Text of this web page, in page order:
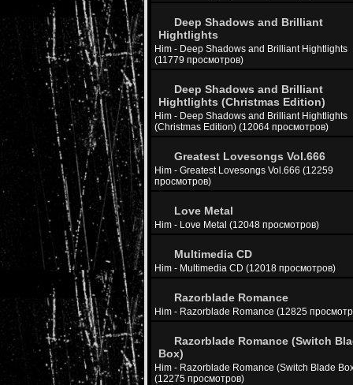
Deep Shadows and Brilliant
Hightlights
Him - Deep Shadows and Brilliant Hightlights
(11779 просмотров)
Deep Shadows and Brilliant
Hightlights (Christmas Edition)
Him - Deep Shadows and Brilliant Hightlights
(Christmas Edition) (12064 просмотров)
Greatest Lovesongs Vol.666
Him - Greatest Lovesongs Vol.666 (12259
просмотров)
Love Metal
Him - Love Metal (12048 просмотров)
Multimedia CD
Him - Multimedia CD (12018 просмотров)
Razorblade Romance
Him - Razorblade Romance (12825
Razorblade Romance (Switch
Box)
Him - Razorblade Romance (Switch Blade
(12275 просмотров)